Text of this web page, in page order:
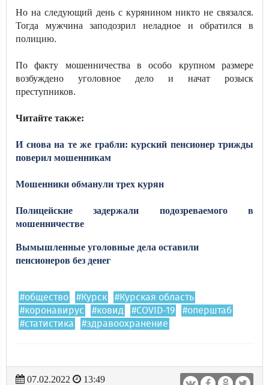
Но на следующий день с курянином никто не связался.
Тогда мужчина заподозрил неладное и обратился в
полицию.
По факту мошенничества в особо крупном размере
возбуждено уголовное дело и начат розыск
преступников.
Читайте также:
И снова на те же грабли: курский пенсионер трижды
поверил мошенникам
Мошенники обманули трех курян
Полицейские задержали подозреваемого в
мошенничестве
Вымышленные уголовные дела оставили
пенсионеров без денег
#общество #Курск
#Курская область
#коронавирус
#ковид #COVID-19
#оперштаб
#статистика
#здравоохранение
07.02.2022
13:49